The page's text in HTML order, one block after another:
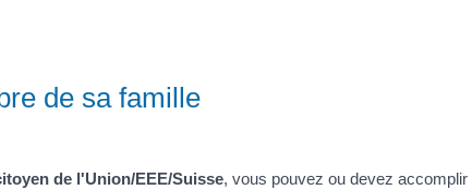
de sa famille
de l'Union/EEE/Suisse, vous pouvez ou devez